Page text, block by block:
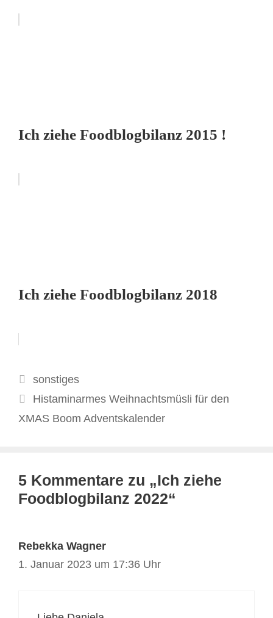
Ich ziehe Foodblogbilanz 2015 !
Ich ziehe Foodblogbilanz 2018
Kategorien
sonstiges
Histaminarmes Weihnachtsmüsli für den
XMAS Boom Adventskalender
5 Kommentare zu „Ich ziehe
Foodblogbilanz 2022“
Rebekka Wagner
1. Januar 2023 um 17:36 Uhr